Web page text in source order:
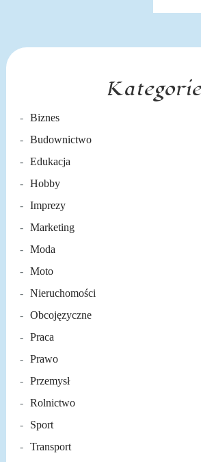
Kategorie
Biznes
Budownictwo
Edukacja
Hobby
Imprezy
Marketing
Moda
Moto
Nieruchomości
Obcojęzyczne
Praca
Prawo
Przemysł
Rolnictwo
Sport
Transport